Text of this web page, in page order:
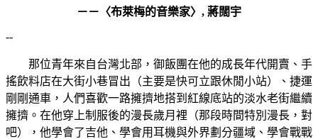
－－〈布萊梅的音樂家〉, 蔣闊宇
--
那位青年來自台灣北部，御飯團在他的成長年代開賣、手
搖飲料店在大街小巷冒出（主要是快可立跟休閒小站）、捷運
剛剛通車，人們喜歡一路擁擠地搭到紅線底站的淡水老街繼續
擁擠。在他穿上制服後的漫長歲月裡（那段時間特別漫長，對
吧），他學會了吉他、學會用耳機與外界劃分疆域、學會戰戰